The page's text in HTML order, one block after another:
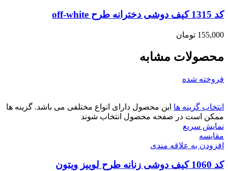
کد 1315 کیف دوشی دخترانه طرح off-white
155,000 تومان
محصولات مشابه
فروخته شده
انتخاب گزینه ها این محصول دارای انواع مختلفی می باشد. گزینه ها
ممکن است در صفحه محصول انتخاب شوند
نمایش سریع
مقايسه
افزودن به علاقه مندی
کد 1060 کیف دوشی زنانه طرح لوییز ویتون